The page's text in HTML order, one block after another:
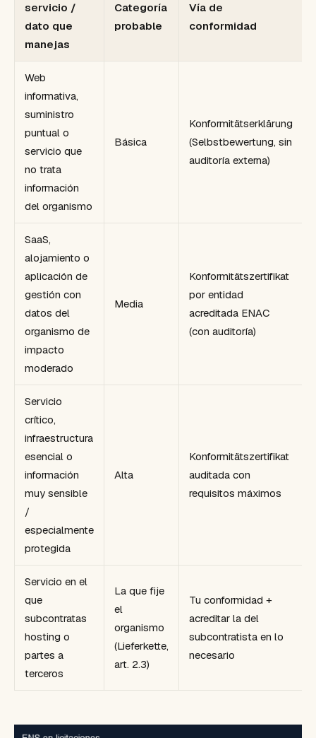
servicio /
dato que
manejas
Categoría
probable
Vía de
conformidad
Web
informativa,
suministro
puntual o
servicio que
no trata
información
del organismo
Básica
Konformitätserklärung
(Selbstbewertung, sin
auditoría externa)
SaaS,
alojamiento o
aplicación de
gestión con
datos del
organismo de
impacto
moderado
Media
Konformitätszertifikat
por entidad
acreditada ENAC
(con auditoría)
Servicio
crítico,
infraestructura
esencial o
información
muy sensible
/
especialmente
protegida
Alta
Konformitätszertifikat
auditada con
requisitos máximos
Servicio en el
que
subcontratas
hosting o
partes a
terceros
La que fije
el
organismo
(Lieferkette,
art. 2.3)
Tu conformidad +
acreditar la del
subcontratista en lo
necesario